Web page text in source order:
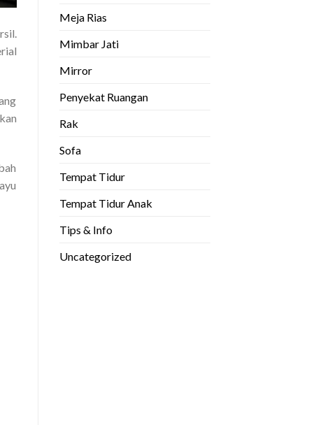
Meja Rias
Mimbar Jati
Mirror
Penyekat Ruangan
Rak
Sofa
Tempat Tidur
Tempat Tidur Anak
Tips & Info
Uncategorized